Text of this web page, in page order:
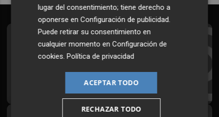
Suscríbete al Boletín
Todos los días a primera hora en tu email
¡Quiero suscribirme!
lugar del consentimiento; tiene derecho a
oponerse enConfiguración de publicidad.
Puede retirar su consentimiento en
cualquier momento enConfiguración de
cookies.Política de privacidad
ACEPTAR TODO
RECHAZAR TODO